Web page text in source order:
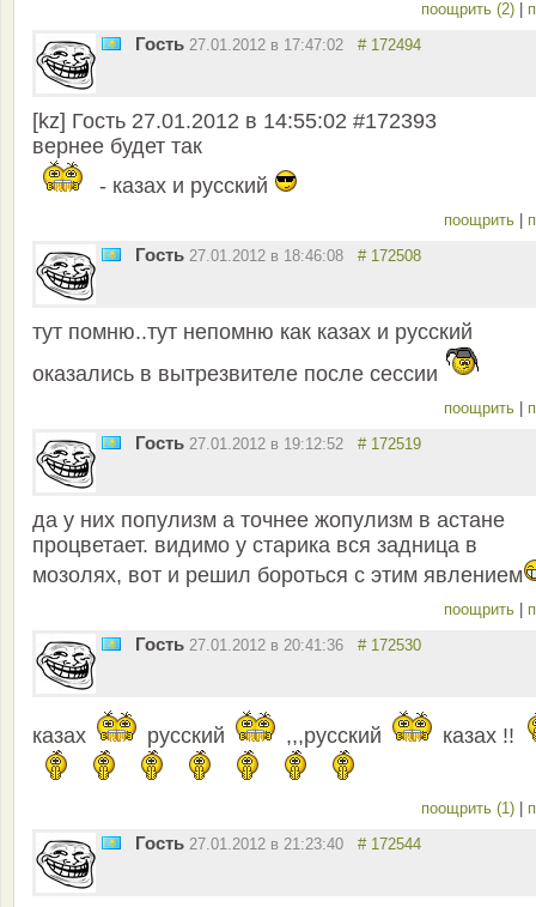
поощрить (2)
Гость 27.01.2012 в 17:47:02 # 172494
[kz] Гость 27.01.2012 в 14:55:02 #172393
вернее будет так
- казах и русский
поощрить
Гость 27.01.2012 в 18:46:08 # 172508
тут помню..тут непомню как казах и русский
оказались в вытрезвителе после сессии
поощрить
Гость 27.01.2012 в 19:12:52 # 172519
да у них популизм а точнее жопулизм в астане
процветает. видимо у старика вся задница в
мозолях, вот и решил бороться с этим явлением
поощрить
Гость 27.01.2012 в 20:41:36 # 172530
казах русский ,,,русский казах !!
поощрить (1)
Гость 27.01.2012 в 21:23:40 # 172544